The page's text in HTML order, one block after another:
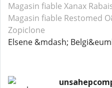
Magasin fiable Xanax
Magasin fiable Restomed
Zopiclone
Elsene &mdash;